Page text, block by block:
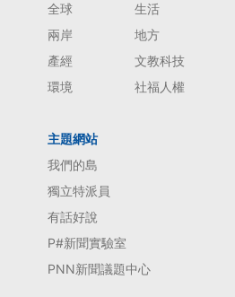
全球
生活
兩岸
地方
產經
文教科技
環境
社福人權
主題網站
我們的島
獨立特派員
有話好說
P#新聞實驗室
PNN新聞議題中心